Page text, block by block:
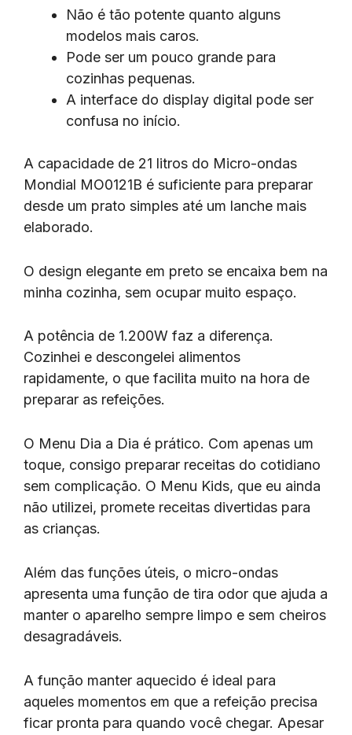
Não é tão potente quanto alguns
modelos mais caros.
Pode ser um pouco grande para
cozinhas pequenas.
A interface do display digital pode ser
confusa no início.
A capacidade de 21 litros do Micro-ondas
Mondial MO0121B é suficiente para preparar
desde um prato simples até um lanche mais
elaborado.
O design elegante em preto se encaixa bem na
minha cozinha, sem ocupar muito espaço.
A potência de 1.200W faz a diferença.
Cozinhei e descongelei alimentos
rapidamente, o que facilita muito na hora de
preparar as refeições.
O Menu Dia a Dia é prático. Com apenas um
toque, consigo preparar receitas do cotidiano
sem complicação. O Menu Kids, que eu ainda
não utilizei, promete receitas divertidas para
as crianças.
Além das funções úteis, o micro-ondas
apresenta uma função de tira odor que ajuda a
manter o aparelho sempre limpo e sem cheiros
desagradáveis.
A função manter aquecido é ideal para
aqueles momentos em que a refeição precisa
ficar pronta para quando você chegar. Apesar